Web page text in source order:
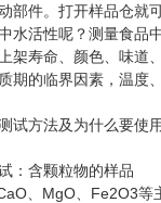
件。打开样品仓就可
水活性呢？测量食品
架寿命、颜色、味道
期的临界因素，温度
方法及为什么要使用
：含颗粒物的样品
、MgO、Fe2O3等